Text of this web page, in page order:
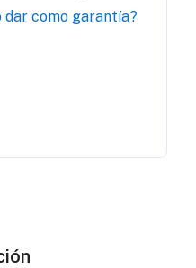
dar como garantía?